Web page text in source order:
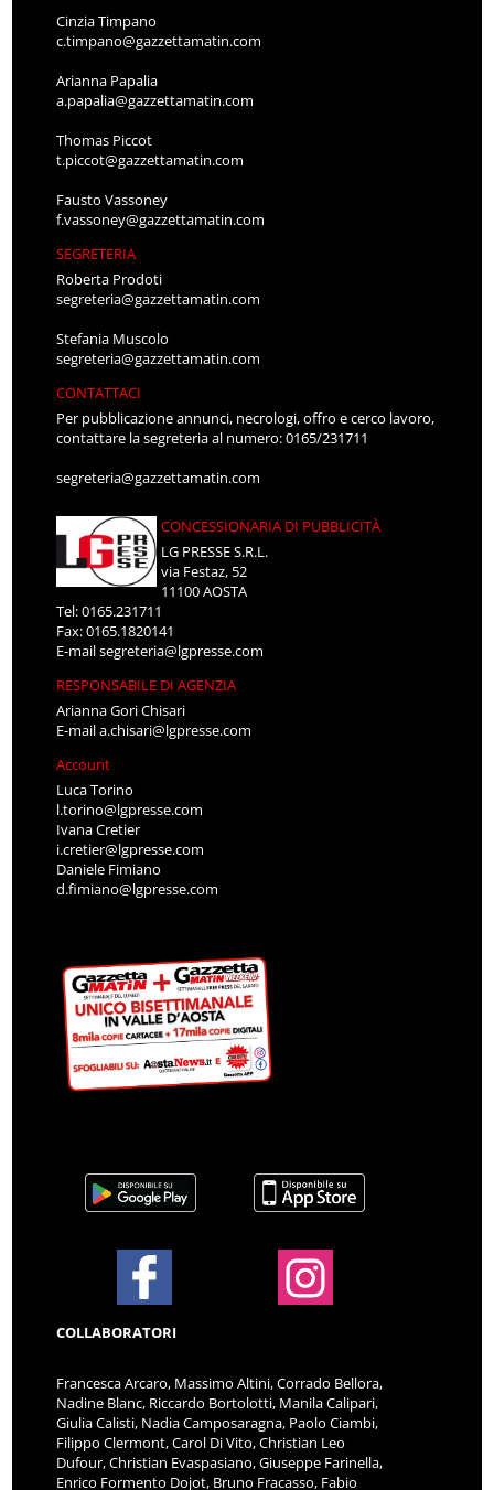
Cinzia Timpano
c.timpano@gazzettamatin.com
Arianna Papalia
a.papalia@gazzettamatin.com
Thomas Piccot
t.piccot@gazzettamatin.com
Fausto Vassoney
f.vassoney@gazzettamatin.com
SEGRETERIA
Roberta Prodoti
segreteria@gazzettamatin.com
Stefania Muscolo
segreteria@gazzettamatin.com
CONTATTACI
Per pubblicazione annunci, necrologi, offro e cerco lavoro,
contattare la segreteria al numero: 0165/231711
segreteria@gazzettamatin.com
CONCESSIONARIA DI PUBBLICITÀ
LG PRESSE S.R.L.
via Festaz, 52
11100 AOSTA
Tel: 0165.231711
Fax: 0165.1820141
E-mailsegreteria@lgpresse.com
RESPONSABILE DI AGENZIA
Arianna Gori Chisari
E-maila.chisari@lgpresse.com
Account
Luca Torino
l.torino@lgpresse.com
Ivana Cretier
i.cretier@lgpresse.com
Daniele Fimiano
d.fimiano@lgpresse.com
COLLABORATORI
Francesca Arcaro, Massimo Altini, Corrado Bellora,
Nadine Blanc, Riccardo Bortolotti, Manila Calipari,
Giulia Calisti, Nadia Camposaragna, Paolo Ciambi,
Filippo Clermont, Carol Di Vito, Christian Leo
Dufour, Christian Evaspasiano, Giuseppe Farinella,
Enrico Formento Dojot, Bruno Fracasso, Fabio